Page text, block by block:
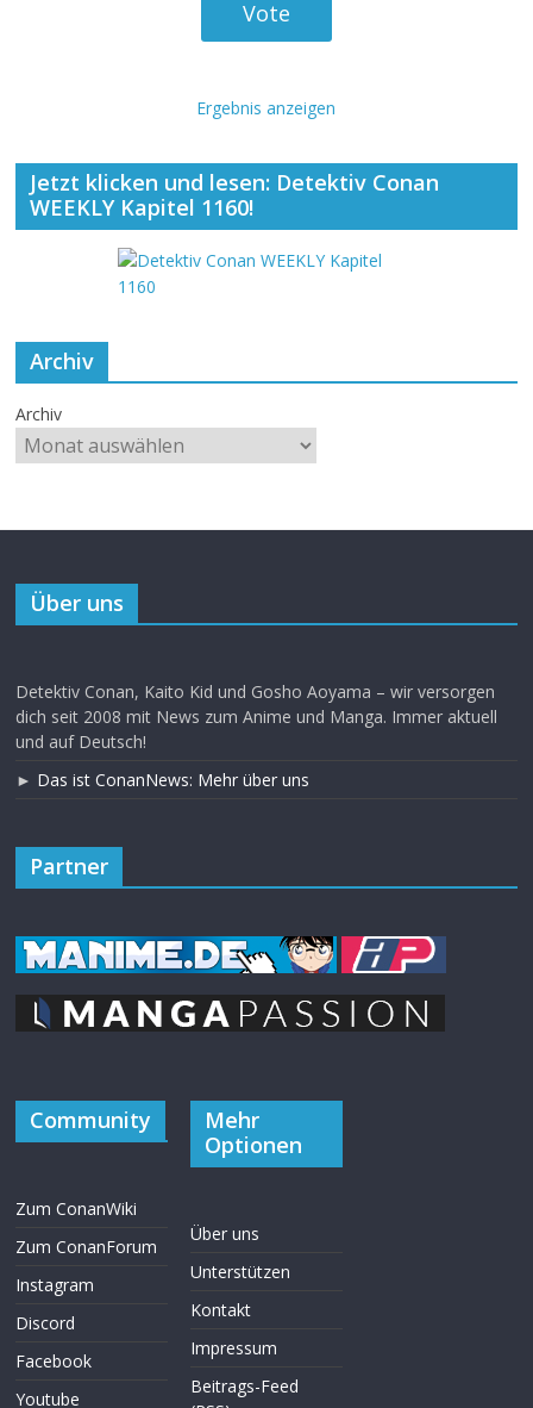
Ergebnis anzeigen
Jetzt klicken und lesen: Detektiv Conan
WEEKLY Kapitel 1160!
Archiv
Archiv
Über uns
Detektiv Conan, Kaito Kid und Gosho Aoyama – wir versorgen
dich seit 2008 mit News zum Anime und Manga. Immer aktuell
und auf Deutsch!
► Das ist ConanNews: Mehr über uns
Partner
Community
Zum ConanWiki
Zum ConanForum
Instagram
Discord
Facebook
Youtube
Mehr
Optionen
Über uns
Unterstützen
Kontakt
Impressum
Beitrags-Feed